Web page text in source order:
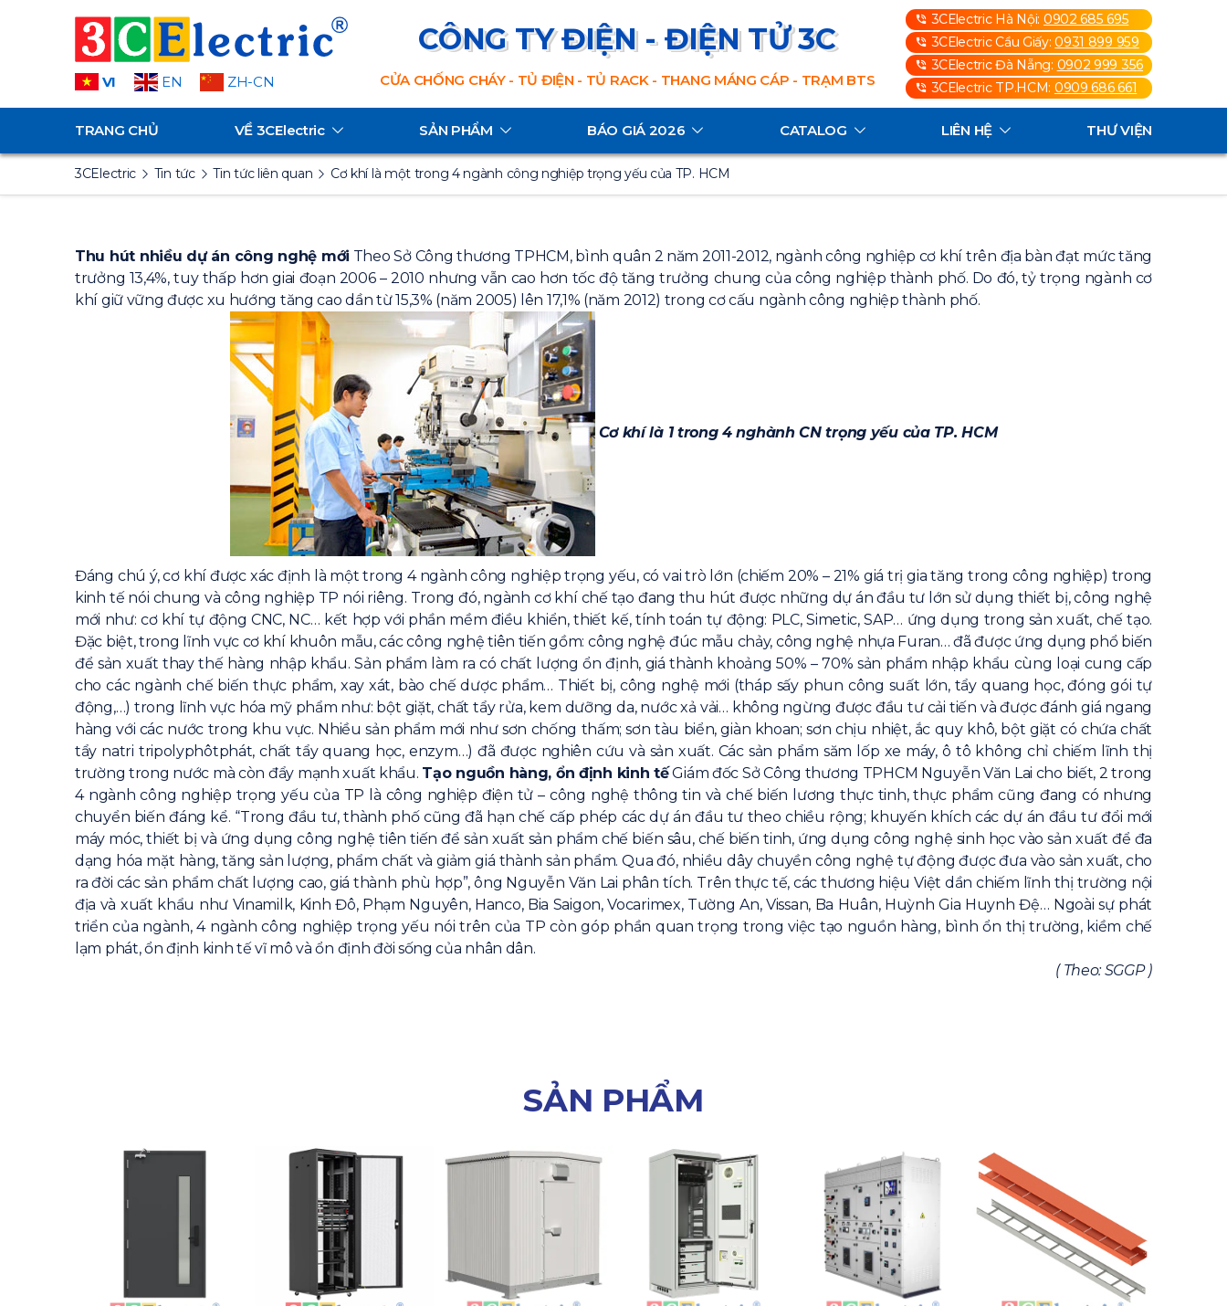
VI EN ZH-CN
CÔNG TY ĐIỆN - ĐIỆN TỬ 3C
CỬA CHỐNG CHÁY - TỦ ĐIỆN - TỦ RACK - THANG MÁNG CÁP - TRẠM BTS
3CElectric Hà Nội: 0902 685 695
3CElectric Cầu Giấy:0931 899 959
3CElectric Đà Nẵng: 0902 999 356
3CElectric TP.HCM: 0909 686 661
TRANG CHỦ VỀ 3CElectric SẢN PHẨM BÁO GIÁ 2026 CATALOG LIÊN HỆ THƯ VIỆN
3CElectric Tin tức Tin tức liên quan Cơ khí là một trong 4 ngành công nghiệp trọng yếu của TP. HCM
Thu hút nhiều dự án công nghệ mới Theo Sở Công thương TPHCM, bình quân 2 năm 2011-2012, ngành công nghiệp cơ khí trên địa bàn đạt mức tăng
trưởng 13,4%, tuy thấp hơn giai đoạn 2006 – 2010 nhưng vẫn cao hơn tốc độ tăng trưởng chung của công nghiệp thành phố. Do đó, tỷ trọng ngành cơ
khí giữ vững được xu hướng tăng cao dần từ 15,3% (năm 2005) lên 17,1% (năm 2012) trong cơ cấu ngành công nghiệp thành phố.
Cơ khí là 1 trong 4 nghành CN trọng yếu của TP. HCM
Đáng chú ý, cơ khí được xác định là một trong 4 ngành công nghiệp trọng yếu, có vai trò lớn (chiếm 20% – 21% giá trị gia tăng trong công nghiệp) trong
kinh tế nói chung và công nghiệp TP nói riêng. Trong đó, ngành cơ khí chế tạo đang thu hút được những dự án đầu tư lớn sử dụng thiết bị, công nghệ
mới như: cơ khí tự động CNC, NC… kết hợp với phần mềm điều khiển, thiết kế, tính toán tự động: PLC, Simetic, SAP… ứng dụng trong sản xuất, chế tạo.
Đặc biệt, trong lĩnh vực cơ khí khuôn mẫu, các công nghệ tiên tiến gồm: công nghệ đúc mẫu chảy, công nghệ nhựa Furan… đã được ứng dụng phổ biến
để sản xuất thay thế hàng nhập khẩu. Sản phẩm làm ra có chất lượng ổn định, giá thành khoảng 50% – 70% sản phẩm nhập khẩu cùng loại cung cấp
cho các ngành chế biến thực phẩm, xay xát, bào chế dược phẩm… Thiết bị, công nghệ mới (tháp sấy phun công suất lớn, tẩy quang học, đóng gói tự
động,…) trong lĩnh vực hóa mỹ phẩm như: bột giặt, chất tẩy rửa, kem dưỡng da, nước xả vải… không ngừng được đầu tư cải tiến và được đánh giá ngang
hàng với các nước trong khu vực. Nhiều sản phẩm mới như sơn chống thấm; sơn tàu biển, giàn khoan; sơn chịu nhiệt, ắc quy khô, bột giặt có chứa chất
tẩy natri tripolyphôtphát, chất tẩy quang học, enzym…) đã được nghiên cứu và sản xuất. Các sản phẩm săm lốp xe máy, ô tô không chỉ chiếm lĩnh thị
trường trong nước mà còn đẩy mạnh xuất khẩu. Tạo nguồn hàng, ổn định kinh tếGiám đốc Sở Công thương TPHCM Nguyễn Văn Lai cho biết, 2 trong
4 ngành công nghiệp trọng yếu của TP là công nghiệp điện tử – công nghệ thông tin và chế biến lương thực tinh, thực phẩm cũng đang có nhưng
chuyển biến đáng kể. “Trong đầu tư, thành phố cũng đã hạn chế cấp phép các dự án đầu tư theo chiều rộng; khuyến khích các dự án đầu tư đổi mới
máy móc, thiết bị và ứng dụng công nghệ tiên tiến để sản xuất sản phẩm chế biến sâu, chế biến tinh, ứng dụng công nghệ sinh học vào sản xuất để đa
dạng hóa mặt hàng, tăng sản lượng, phẩm chất và giảm giá thành sản phẩm. Qua đó, nhiều dây chuyền công nghệ tự động được đưa vào sản xuất, cho
ra đời các sản phẩm chất lượng cao, giá thành phù hợp”, ông Nguyễn Văn Lai phân tích. Trên thực tế, các thương hiệu Việt dần chiếm lĩnh thị trường nội
địa và xuất khẩu như Vinamilk, Kinh Đô, Phạm Nguyên, Hanco, Bia Saigon, Vocarimex, Tường An, Vissan, Ba Huân, Huỳnh Gia Huynh Đệ… Ngoài sự phát
triển của ngành, 4 ngành công nghiệp trọng yếu nói trên của TP còn góp phần quan trọng trong việc tạo nguồn hàng, bình ổn thị trường, kiềm chế
lạm phát, ổn định kinh tế vĩ mô và ổn định đời sống của nhân dân.
( Theo: SGGP )
SẢN PHẨM